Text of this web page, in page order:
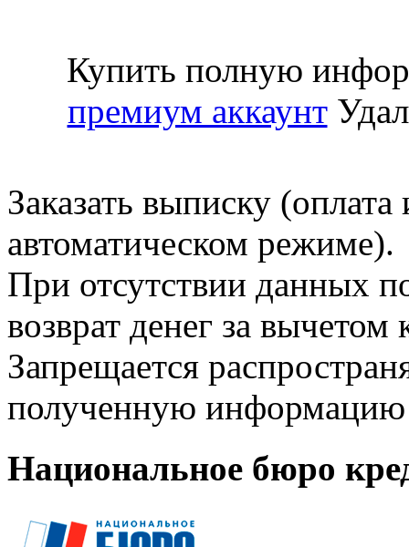
Купить полную
премиум аккаунт
Заказать выписку
автоматическом режиме).
При отсутствии данных
возврат денег за
Запрещается
полученную информацию
Национальное бюро